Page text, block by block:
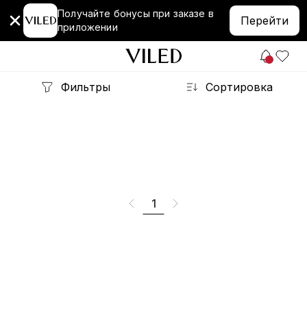
Получайте бонусы при заказе в
приложении
Перейти
Фильтры Сортировка
1